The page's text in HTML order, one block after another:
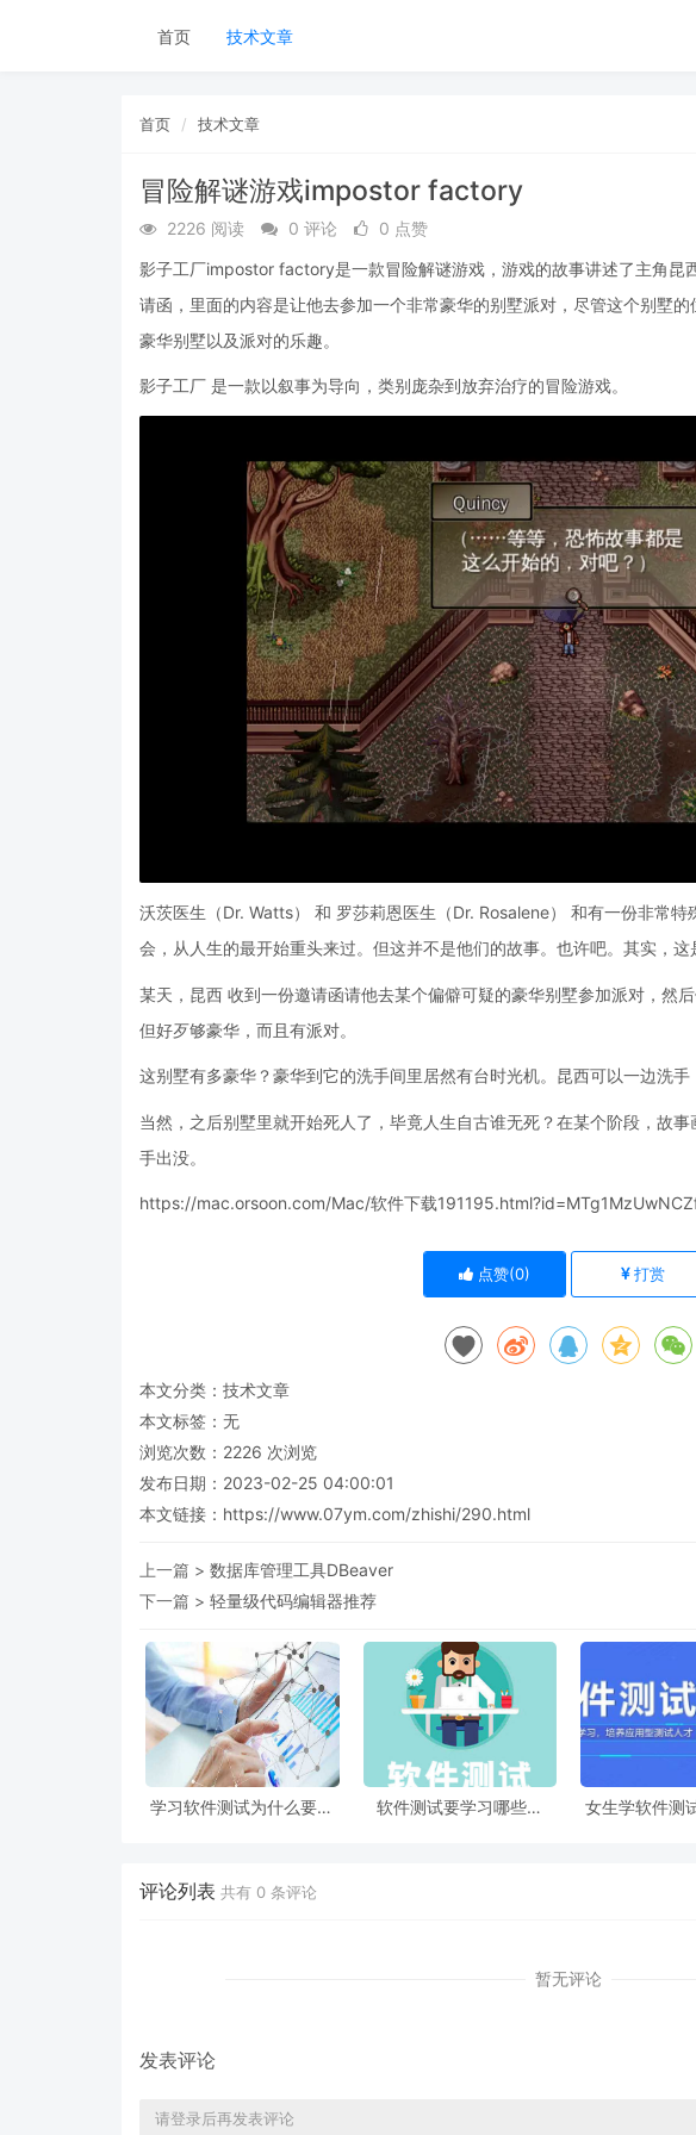
首页 技术文章
首页 技术文章
冒险解谜游戏impostor factory
2226 阅读 0 评论
0 点赞
影子工厂impostor factory是一款冒险解谜游戏，游戏的故事讲述了主角昆
请函，里面的内容是让他去参加一个非常豪华的别墅派对，尽管这个别墅
豪华别墅以及派对的乐趣。
影子工厂 是一款以叙事为导向，类别庞杂到放弃治疗的冒险游戏。
沃茨医生（Dr. Watts） 和 罗莎莉恩医生（Dr. Rosalene） 和有一份非常
会，从人生的最开始重头来过。但这并不是他们的故事。也许吧。其实，这
某天，昆西 收到一份邀请函请他去某个偏僻可疑的豪华别墅参加派对，然
但好歹够豪华，而且有派对。
这别墅有多豪华？豪华到它的洗手间里居然有台时光机。昆西可以一边洗手
当然，之后别墅里就开始死人了，毕竟人生自古谁无死？在某个阶段，故
手出没。
https://mac.orsoon.com/Mac/软件下载
点赞(0) 打赏
本文分类： 技术文章
本文标签：无
浏览次数： 2226 次浏览
发布日期：2023-02-25 04:00:01
本文链接： https://www.07ym.com/zhishi/290.html
上一篇 > 数据库管理工具DBeaver
下一篇 > 轻量级代码编辑器推荐
学习软件测试为什么要选
软件测试要学习哪些知
女生学软件测
评论列表 共有 0 条评论
暂无评论
发表评论